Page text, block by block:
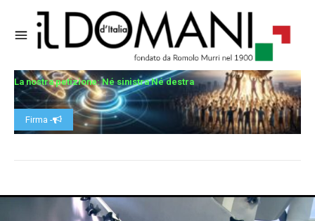
La nostra petizione: Né sinistra Né destra
Firma -